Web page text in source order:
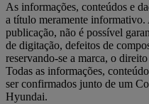
As informações, conteúdos e
a título meramente informativo.
publicação, não é possível
de digitação, defeitos de
reservando-se a marca, o
Todas as informações,
ser confirmados junto de um
Hyundai.